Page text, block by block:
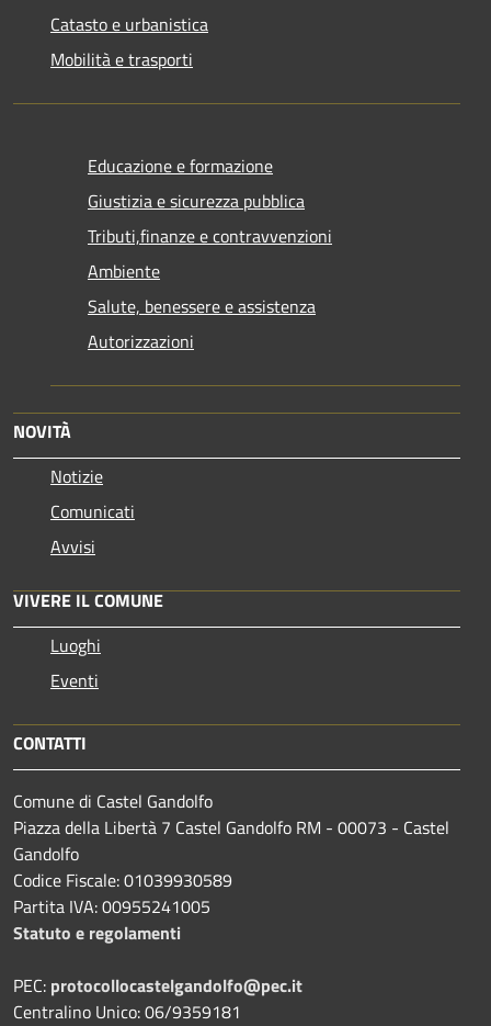
Catasto e urbanistica
Mobilità e trasporti
Educazione e formazione
Giustizia e sicurezza pubblica
Tributi,finanze e contravvenzioni
Ambiente
Salute, benessere e assistenza
Autorizzazioni
NOVITÀ
Notizie
Comunicati
Avvisi
VIVERE IL COMUNE
Luoghi
Eventi
CONTATTI
Comune di Castel Gandolfo
Piazza della Libertà 7 Castel Gandolfo RM - 00073 - Castel
Gandolfo
Codice Fiscale: 01039930589
Partita IVA: 00955241005
Statuto e regolamenti
PEC: protocollocastelgandolfo@pec.it
Centralino Unico: 06/9359181